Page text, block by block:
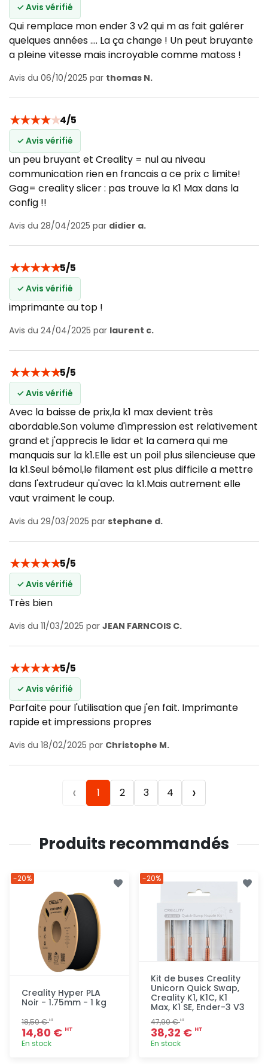
✓ Avis vérifié
Qui remplace mon ender 3 v2 qui m as fait galérer
quelques années .... La ça change ! Un peut bruyante
a pleine vitesse mais incroyable comme matoss !
Avis du 06/10/2025 par thomas N.
★★★★★4/5
✓ Avis vérifié
un peu bruyant et Creality = nul au niveau
communication rien en francais a ce prix c limite!
Gag= creality slicer : pas trouve la K1 Max dans la
config !!
Avis du 28/04/2025 par didier a.
★★★★★5/5
✓ Avis vérifié
imprimante au top !
Avis du 24/04/2025 par laurent c.
★★★★★5/5
✓ Avis vérifié
Avec la baisse de prix,la k1 max devient très
abordable.Son volume d'impression est relativement
grand et j'apprecis le lidar et la camera qui me
manquais sur la k1.Elle est un poil plus silencieuse que
la k1.Seul bémol,le filament est plus difficile a mettre
dans l'extrudeur qu'avec la k1.Mais autrement elle
vaut vraiment le coup.
Avis du 29/03/2025 par stephane d.
★★★★★5/5
✓ Avis vérifié
Très bien
Avis du 11/03/2025 par JEAN FARNCOIS C.
★★★★★5/5
✓ Avis vérifié
Parfaite pour l'utilisation que j'en fait. Imprimante
rapide et impressions propres
Avis du 18/02/2025 par Christophe M.
‹ 1 2 3 4 ›
Produits recommandés
Creality Hyper PLA
Noir - 1.75mm - 1 kg
18,50 €HT
14,80 € HT
En stock
-20%
Kit de buses Creality
Unicorn Quick Swap,
Creality K1, K1C, K1
Max, K1 SE, Ender-3 V3
47,90 €HT
38,32 € HT
En stock
-20%